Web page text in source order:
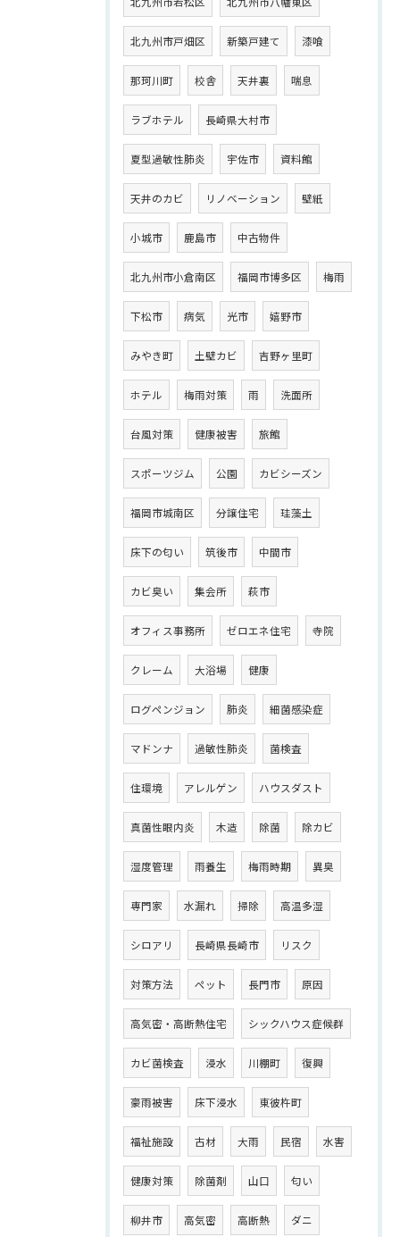
北九州市戸畑区 新築戸建て 漆喰
那珂川町 校舎 天井裏 喘息
ラブホテル 長崎県大村市
夏型過敏性肺炎 宇佐市 資料館
天井のカビ リノベーション 壁紙
小城市 鹿島市 中古物件
北九州市小倉南区 福岡市博多区 梅雨
下松市 病気 光市 嬉野市
みやき町 土壁カビ 吉野ヶ里町
ホテル 梅雨対策 雨 洗面所
台風対策 健康被害 旅館
スポーツジム 公園 カビシーズン
福岡市城南区 分譲住宅 珪藻土
床下の匂い 筑後市 中間市
カビ臭い 集会所 萩市
オフィス事務所 ゼロエネ住宅 寺院
クレーム 大浴場 健康
ログペンジョン 肺炎 細菌感染症
マドンナ 過敏性肺炎 菌検査
住環境 アレルゲン ハウスダスト
真菌性眼内炎 木造 除菌 除カビ
湿度管理 雨養生 梅雨時期 異臭
専門家 水漏れ 掃除 高温多湿
シロアリ 長崎県長崎市 リスク
対策方法 ペット 長門市 原因
高気密・高断熱住宅 シックハウス症候群
カビ菌検査 浸水 川棚町 復興
豪雨被害 床下浸水 東彼杵町
福祉施設 古材 大雨 民宿 水害
健康対策 除菌剤 山口 匂い
柳井市 高気密 高断熱 ダニ